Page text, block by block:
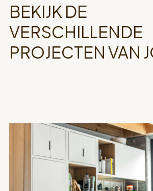
BEKIJK DE
VERSCHILLENDE
PROJECTEN VAN